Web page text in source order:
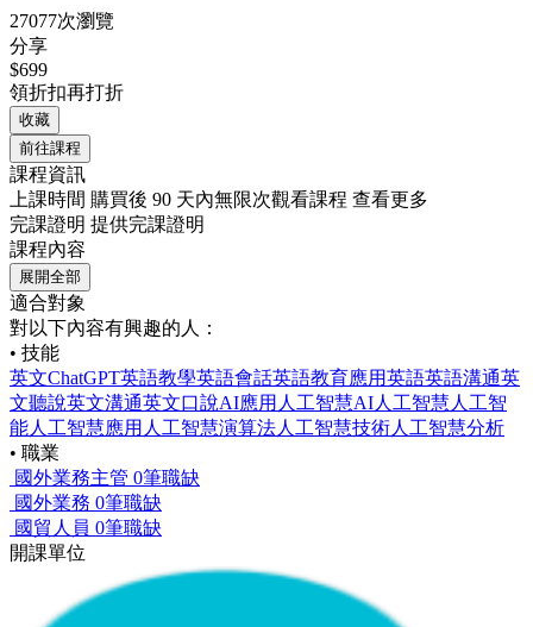
27077次瀏覽
分享
$699
領折扣再打折
收藏
前往課程
課程資訊
上課時間 購買後 90 天內無限次觀看課程 查看更多
完課證明 提供完課證明
課程內容
展開全部
適合對象
對以下內容有興趣的人：
• 技能
英文ChatGPT英語教學英語會話英語教育應用英語英語溝通英
文聽說英文溝通英文口說AI應用 人工智慧AI人工智慧人工智
能人工智慧應用 人工智慧演算法人工智慧技術人工智慧分析
• 職業
國外業務主管 0筆職缺
國外業務 0筆職缺
國貿人員 0筆職缺
開課單位